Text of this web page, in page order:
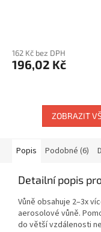
162 Kč bez DPH
196,02 Kč
ZOBRAZIT
Popis Podobné (6)
Detailní popis
Vůně obsahuje 2–3x
aerosolové vůně.
do větší vzdálenosti